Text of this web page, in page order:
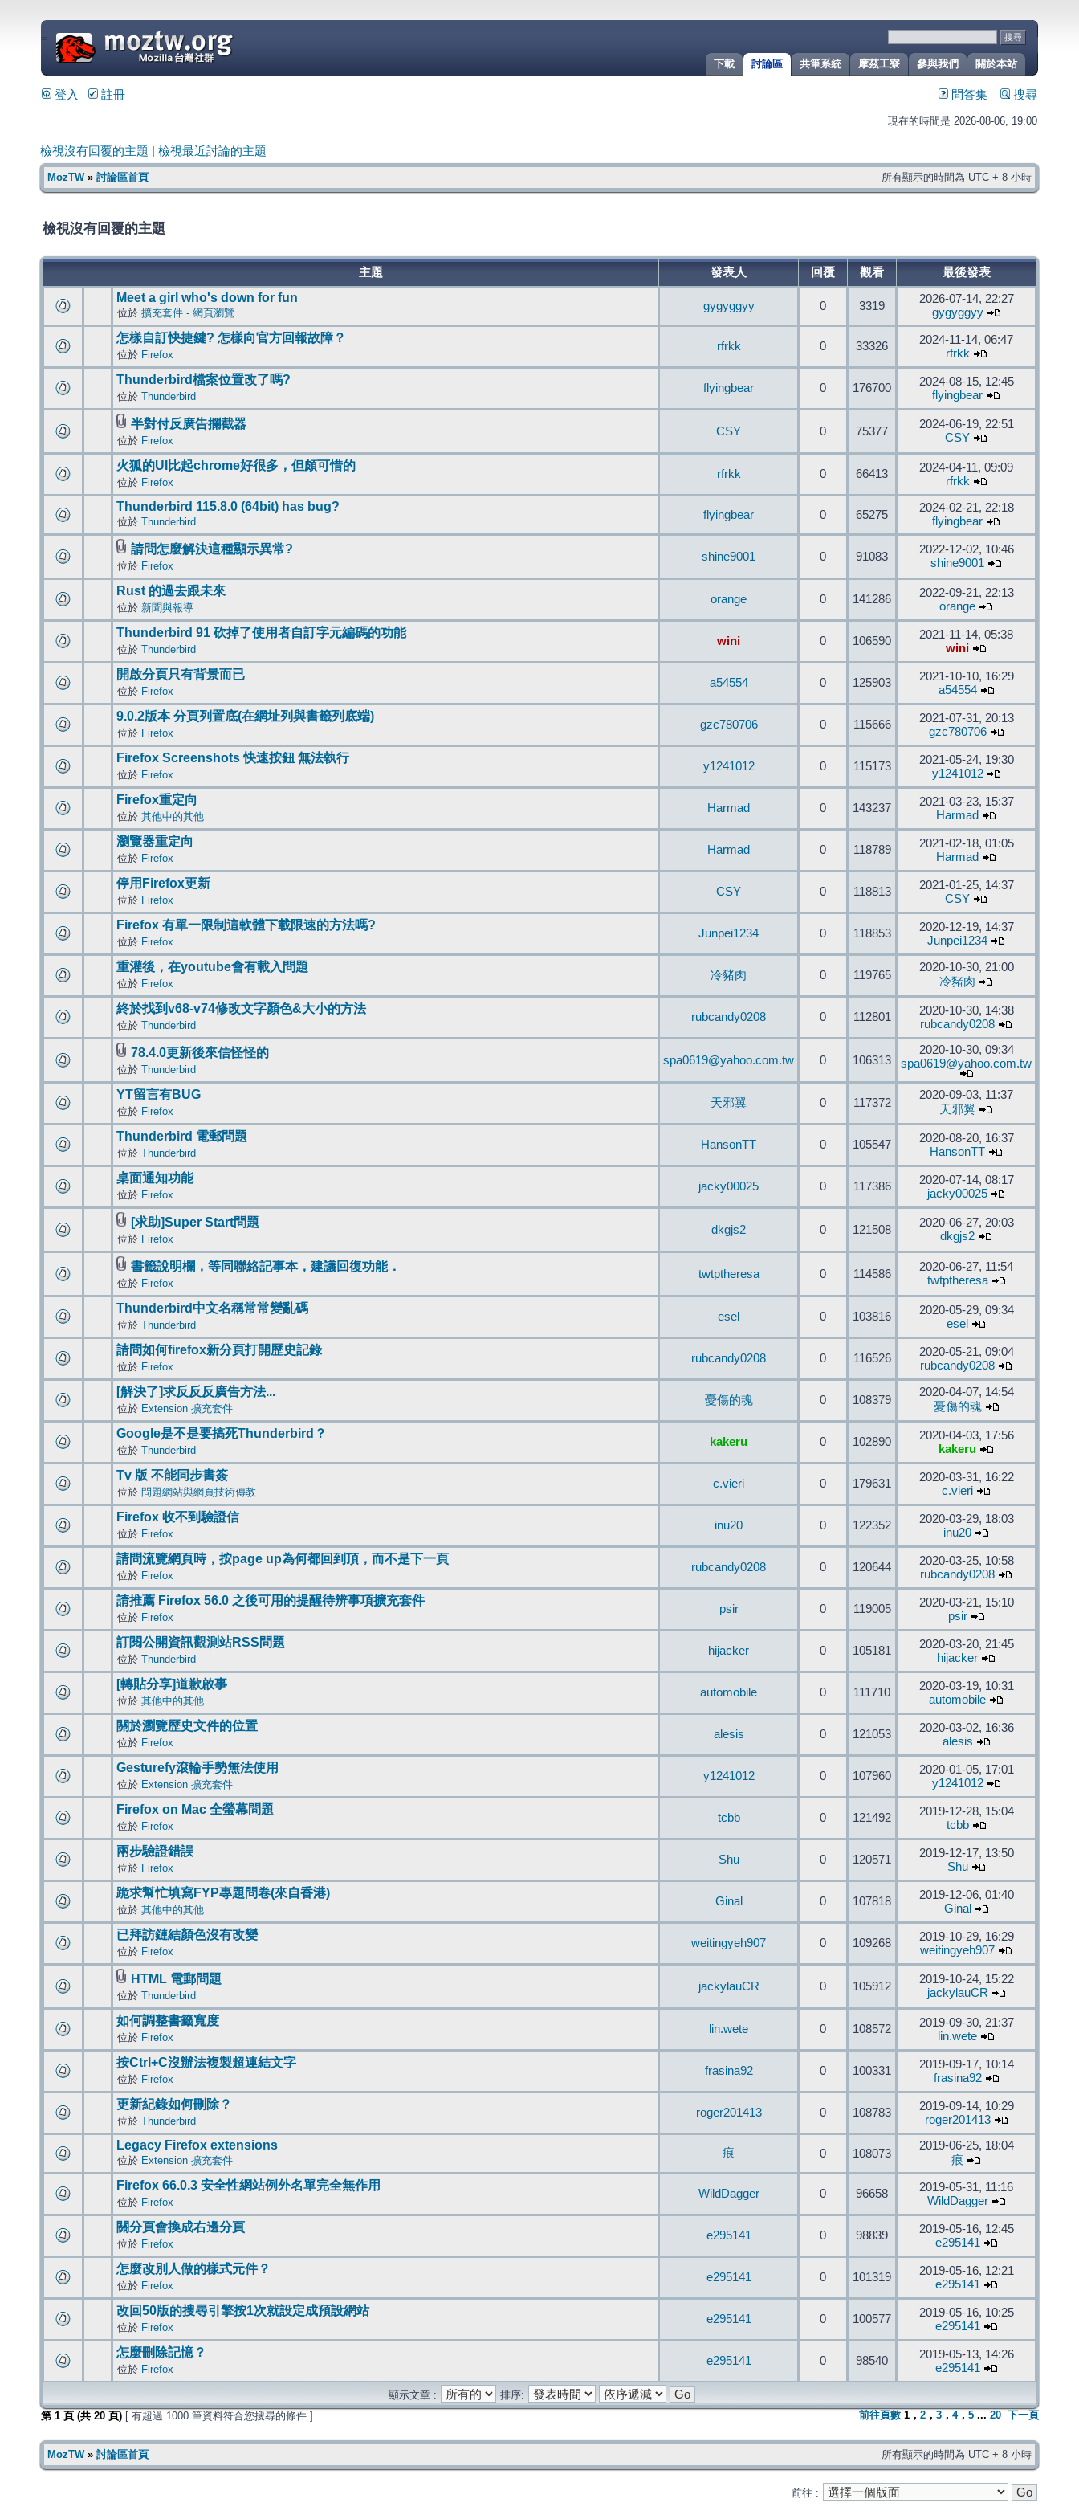
關於本站
參與我們
摩茲工寮
共筆系統
討論區
下載
=
登入 註冊 問答集 搜尋
現在的時間是 2026-08-06, 19:00
檢視沒有回覆的主題 檢視最近討論的主題
MozTW» 討論區首頁 所有顯示的時間為 UTC + 8 小時
檢視沒有回覆的主題
主題 發表人 回覆 觀看 最後發表
Meet a girl who's down for fun
位於 擴充套件 - 網頁瀏覽
gygyggyy 0 3319
2026-07-14, 22:27
gygyggyy
怎樣自訂快捷鍵? 怎樣向官方回報故障？
位於 Firefox
rfrkk 0 33326
2024-11-14, 06:47
rfrkk
Thunderbird檔案位置改了嗎?
位於 Thunderbird
flyingbear 0 176700
2024-08-15, 12:45
flyingbear
半對付反廣告攔截器
位於 Firefox
CSY 0 75377
2024-06-19, 22:51
CSY
火狐的UI比起chrome好很多，但頗可惜的
位於 Firefox
rfrkk 0 66413
2024-04-11, 09:09
rfrkk
Thunderbird 115.8.0 (64bit) has bug?
位於 Thunderbird
flyingbear 0 65275
2024-02-21, 22:18
flyingbear
請問怎麼解決這種顯示異常?
位於 Firefox
shine9001 0 91083
2022-12-02, 10:46
shine9001
Rust 的過去跟未來
位於 新聞與報導
orange 0 141286
2022-09-21, 22:13
orange
Thunderbird 91 砍掉了使用者自訂字元編碼的功能
位於 Thunderbird
wini 0 106590
2021-11-14, 05:38
wini
開啟分頁只有背景而已
位於 Firefox
a54554 0 125903
2021-10-10, 16:29
a54554
9.0.2版本 分頁列置底(在網址列與書籤列底端)
位於 Firefox
gzc780706 0 115666
2021-07-31, 20:13
gzc780706
Firefox Screenshots 快速按鈕 無法執行
位於 Firefox
y1241012 0 115173
2021-05-24, 19:30
y1241012
Firefox重定向
位於 其他中的其他
Harmad 0 143237
2021-03-23, 15:37
Harmad
瀏覽器重定向
位於 Firefox
Harmad 0 118789
2021-02-18, 01:05
Harmad
停用Firefox更新
位於 Firefox
CSY 0 118813
2021-01-25, 14:37
CSY
Firefox 有單一限制這軟體下載限速的方法嗎?
位於 Firefox
Junpei1234 0 118853
2020-12-19, 14:37
Junpei1234
重灌後，在youtube會有載入問題
位於 Firefox
冷豬肉 0 119765
2020-10-30, 21:00
冷豬肉
終於找到v68-v74修改文字顏色&大小的方法
位於 Thunderbird
rubcandy0208 0 112801
2020-10-30, 14:38
rubcandy0208
78.4.0更新後來信怪怪的
位於 Thunderbird
spa0619@yahoo.com.tw 0 106313
2020-10-30, 09:34
spa0619@yahoo.com.tw
YT留言有BUG
位於 Firefox
天邪翼 0 117372
2020-09-03, 11:37
天邪翼
Thunderbird 電郵問題
位於 Thunderbird
HansonTT 0 105547
2020-08-20, 16:37
HansonTT
桌面通知功能
位於 Firefox
jacky00025 0 117386
2020-07-14, 08:17
jacky00025
[求助]Super Start問題
位於 Firefox
dkgjs2 0 121508
2020-06-27, 20:03
dkgjs2
書籤說明欄，等同聯絡記事本，建議回復功能．
位於 Firefox
twtptheresa 0 114586
2020-06-27, 11:54
twtptheresa
Thunderbird中文名稱常常變亂碼
位於 Thunderbird
esel 0 103816
2020-05-29, 09:34
esel
請問如何firefox新分頁打開歷史記錄
位於 Firefox
rubcandy0208 0 116526
2020-05-21, 09:04
rubcandy0208
[解決了]求反反反廣告方法...
位於 Extension 擴充套件
憂傷的魂 0 108379
2020-04-07, 14:54
憂傷的魂
Google是不是要搞死Thunderbird？
位於 Thunderbird
kakeru 0 102890
2020-04-03, 17:56
kakeru
Tv 版 不能同步書簽
位於 問題網站與網頁技術傳教
c.vieri 0 179631
2020-03-31, 16:22
c.vieri
Firefox 收不到驗證信
位於 Firefox
inu20 0 122352
2020-03-29, 18:03
inu20
請問流覽網頁時，按page up為何都回到頂，而不是下一頁
位於 Firefox
rubcandy0208 0 120644
2020-03-25, 10:58
rubcandy0208
請推薦 Firefox 56.0 之後可用的提醒待辨事項擴充套件
位於 Firefox
psir 0 119005
2020-03-21, 15:10
psir
訂閱公開資訊觀測站RSS問題
位於 Thunderbird
hijacker 0 105181
2020-03-20, 21:45
hijacker
[轉貼分享]道歉啟事
位於 其他中的其他
automobile 0 111710
2020-03-19, 10:31
automobile
關於瀏覽歷史文件的位置
位於 Firefox
alesis 0 121053
2020-03-02, 16:36
alesis
Gesturefy滾輪手勢無法使用
位於 Extension 擴充套件
y1241012 0 107960
2020-01-05, 17:01
y1241012
Firefox on Mac 全螢幕問題
位於 Firefox
tcbb 0 121492
2019-12-28, 15:04
tcbb
兩步驗證錯誤
位於 Firefox
Shu 0 120571
2019-12-17, 13:50
Shu
跪求幫忙填寫FYP專題問卷(來自香港)
位於 其他中的其他
Ginal 0 107818
2019-12-06, 01:40
Ginal
已拜訪鏈結顏色沒有改變
位於 Firefox
weitingyeh907 0 109268
2019-10-29, 16:29
weitingyeh907
HTML 電郵問題
位於 Thunderbird
jackylauCR 0 105912
2019-10-24, 15:22
jackylauCR
如何調整書籤寬度
位於 Firefox
lin.wete 0 108572
2019-09-30, 21:37
lin.wete
按Ctrl+C沒辦法複製超連結文字
位於 Firefox
frasina92 0 100331
2019-09-17, 10:14
frasina92
更新紀錄如何刪除？
位於 Thunderbird
roger201413 0 108783
2019-09-14, 10:29
roger201413
Legacy Firefox extensions
位於 Extension 擴充套件
痕 0 108073
2019-06-25, 18:04
痕
Firefox 66.0.3 安全性網站例外名單完全無作用
位於 Firefox
WildDagger 0 96658
2019-05-31, 11:16
WildDagger
關分頁會換成右邊分頁
位於 Firefox
e295141 0 98839
2019-05-16, 12:45
e295141
怎麼改別人做的樣式元件？
位於 Firefox
e295141 0 101319
2019-05-16, 12:21
e295141
改回50版的搜尋引擎按1次就設定成預設網站
位於 Firefox
e295141 0 100577
2019-05-16, 10:25
e295141
怎麼刪除記憶？
位於 Firefox
e295141 0 98540
2019-05-13, 14:26
e295141
顯示文章 :
排序:
第 1 頁 (共 20 頁) [ 有超過 1000 筆資料符合您搜尋的條件 ] 前往頁數 1 ， 2 ， 3 ， 4， 5 ... 20 下一頁
MozTW» 討論區首頁 所有顯示的時間為 UTC + 8 小時
前往 :